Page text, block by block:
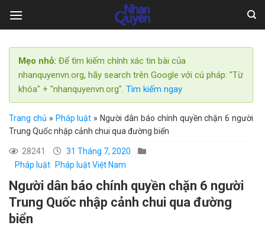
Mẹo nhỏ: Để tìm kiếm chính xác tin bài của
nhanquyenvn.org, hãy search trên Google với cú pháp: "Từ
khóa" + "nhanquyenvn.org". Tìm kiếm ngay
Trang chủ » Pháp luật » Người dân báo chính quyền chặn 6 người
Trung Quốc nhập cảnh chui qua đường biển
28241
31 Tháng 7, 2020
Pháp luật
Pháp luật Việt Nam
Người dân báo chính quyền chặn 6 người
Trung Quốc nhập cảnh chui qua đường
biển